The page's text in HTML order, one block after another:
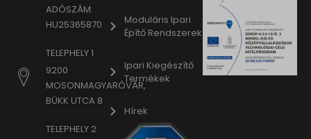
ADÓSZÁM:
HU25365870
TELEPHELY 1
9200
MOSONMAGYARÓVÁR,
BÜKK UTCA 8
TELEPHELY 2
Moduláris Ipari
Építő Rendszerek
Ipari Kiegészítő
Termékek
Hírek